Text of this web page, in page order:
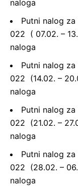
naloga
Putni nalog
022 ( 07.02. –
naloga
Putni nalog
022 (14.02. –
naloga
Putni nalog
022 (21.02. –
naloga
Putni nalog
022 (28.02. –
naloga